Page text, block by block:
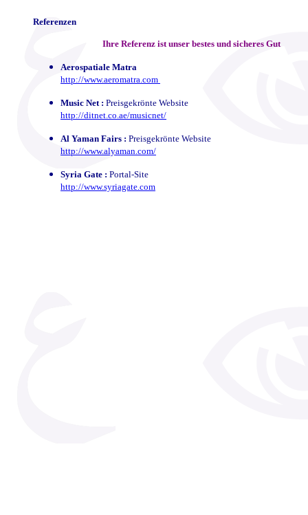
Referenzen
Ihre Referenz ist unser bestes und sicheres Gut
Aerospatiale Matra
http://www.aeromatra.com
Music Net : Preisgekrönte Website
http://ditnet.co.ae/musicnet/
Al Yaman Fairs : Preisgekrönte Website
http://www.alyaman.com/
Syria Gate : Portal-Site
http://www.syriagate.com